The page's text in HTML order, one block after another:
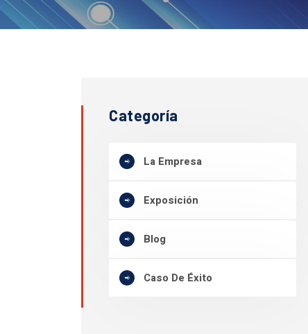
Categoría
La Empresa
Exposición
Blog
Caso De Éxito